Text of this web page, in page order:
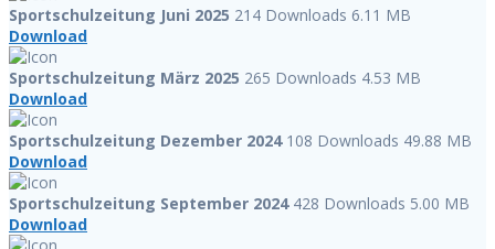
Sportschulzeitung Juni 2025 214 Downloads 6.11 MB
Download
Sportschulzeitung März 2025 265 Downloads 4.53 MB
Download
Sportschulzeitung Dezember 2024 108 Downloads 49.88 MB
Download
Sportschulzeitung September 2024 428 Downloads 5.00 MB
Download